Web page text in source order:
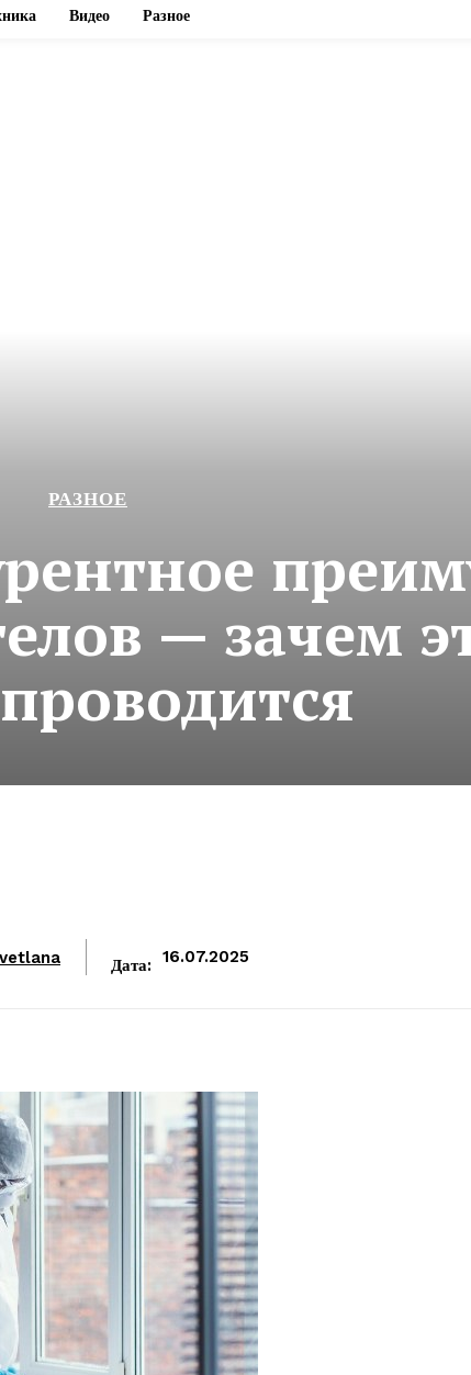
Видео Разное
РАЗНОЕ
— зачем
Дата: 16.07.2025